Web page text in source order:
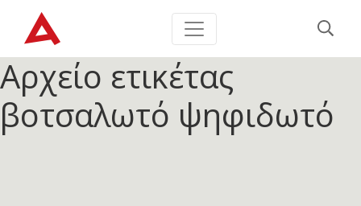
Αρχείο ετικέτας
βοτσαλωτό ψηφιδωτό